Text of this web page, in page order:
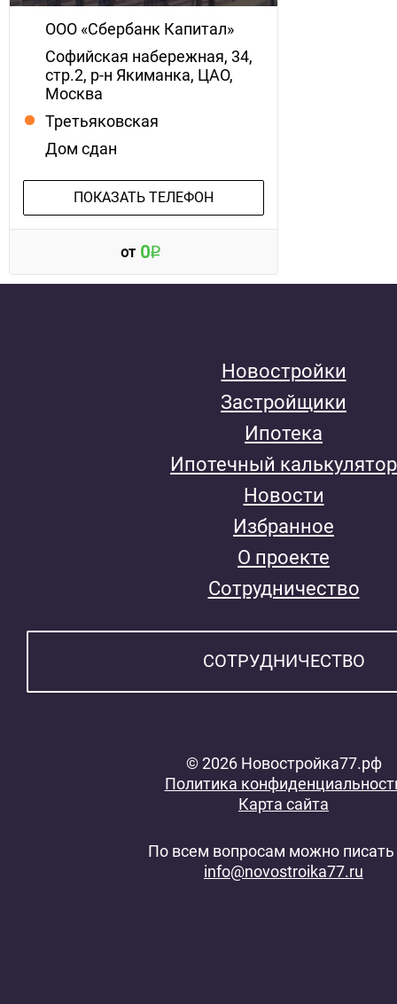
ООО «Сбербанк Капитал»
Софийская набережная, 34,
стр.2, р-н Якиманка, ЦАО,
Москва
Третьяковская
Дом сдан
ПОКАЗАТЬ ТЕЛЕФОН
от 0
Новостройки
Застройщики
Ипотека
Ипотечный калькулятор
Новости
Избранное
О проекте
Сотрудничество
СОТРУДНИЧЕСТВО
© 2026 Новостройка77.рф
Политика
Карта сайта
По всем вопросам можно писать
info@novostroika77.ru